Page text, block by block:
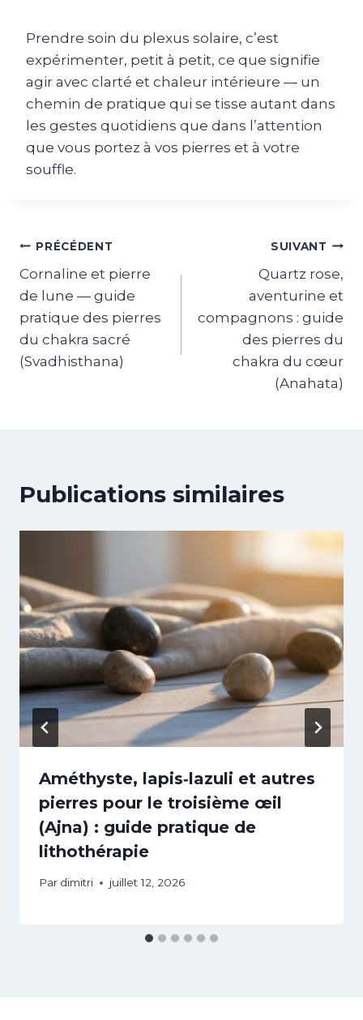
Prendre soin du plexus solaire, c’est
expérimenter, petit à petit, ce que signifie
agir avec clarté et chaleur intérieure — un
chemin de pratique qui se tisse autant dans
les gestes quotidiens que dans l’attention
que vous portez à vos pierres et à votre
souffle.
PRÉCÉDENT
Cornaline et pierre
de lune — guide
pratique des pierres
du chakra sacré
(Svadhisthana)
SUIVANT
Quartz rose,
aventurine et
compagnons : guide
des pierres du
chakra du cœur
(Anahata)
Publications similaires
Améthyste, lapis‑lazuli et autres
pierres pour le troisième œil
(Ajna) : guide pratique de
lithothérapie
Par dimitri juillet 12, 2026